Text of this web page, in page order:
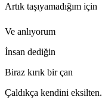
Artık taşıyamadığım için
Ve anlıyorum
İnsan dediğin
Biraz kırık bir çan
Çaldıkça kendini eksilten.